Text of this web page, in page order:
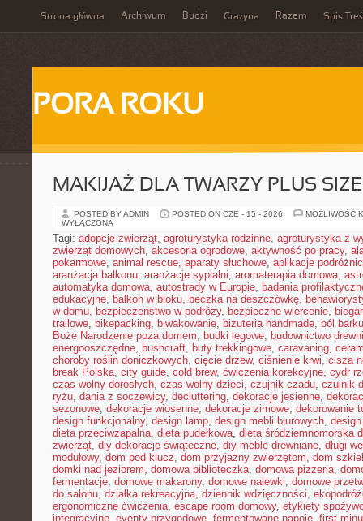
Strona główna Archiwum Budzi Grażyna Razem Spis
PORA ROKU
MAKIJAŻ DLA TWARZY PLUS SIZE
POSTED BY ADMIN POSTED ON CZE - 15 - 2026
MOŻLIWOŚĆ
WYŁĄCZONA
Tagi: adopcje zwierząt, agroturystyka rodzinne, agroturystyka z
zwierząt domowych, akcesoria ogrodowe, aktywność po pracy,
pokarmowe, animal rescue, aparaty słuchowe, aplikacje
aranżacja balkonu, aranżacje sypialni, aromaterapia domowa,
automatyka domowa, autostrady w Europie, badania
edukacyjne, balkon w bloku, beczka na deszczówkę,
w domu, bezpieczeństwo w podróży, bezpieczne wiercenie,
trailowe, bikepacking, biwakowanie, bizuteria handmade, ból barku
Boże Narodzenie poza domem, budki lęgowe, budownictwo
energooszczędne, bushcraft, buty trekkingowe, caravaning,
choroby roślin doniczkowych, cięcie drzew, ciśnienie krwi, cisza
break Polska, city guide, cold brew, ćwiczenia korekcyjne, cydr
czas wolny dorosłych, czas wolny dzieci, czujnik czadu, czujnik
ryżu, dania z soczewicy, decluttering, dekoracje jesienne,
sezonowe, dekoracje wiosenne, dekoracje zimowe, dekorowanie
design funkcjonalny, design lamp, design mebli biurowych,
dieta przeciwzapalna, dieta pudełkowa, dieta śródziemnomorska
zwierząt, diy dekoracje świąteczne, diy meble drewniane, długi
modułowy, dom pod klucz, dom przyjazny zwierzętom, dom
domki nad jeziorem, domowa biblioteczka, domowa pizzeria,
fermentacje, domowe makarony, domowe nalewki, domowe
do salonu, działka rekreacyjna, dziennik wdzięczności,
ergonomiczne ćwiczenia, escape room domowy, etykiety
integracyjne, eventy przygodowe, fermentowane napoje, first